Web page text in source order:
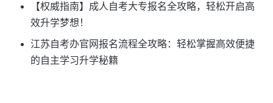
【权威指南】成人自考大专报名全攻略，轻松开启高
效升学梦想！
江苏自考办官网报名流程全攻略：轻松掌握高效便捷
的自主学习升学秘籍